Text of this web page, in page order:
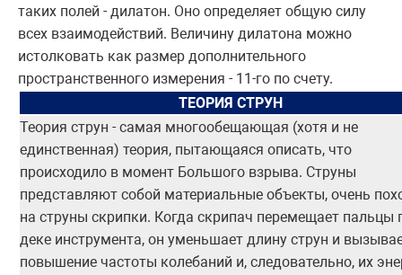
таких полей - дилатон. Оно определяет общую силу
всех взаимодействий. Величину дилатона можно
истолковать как размер дополнительного
пространственного измерения - 11-го по счету.
ТЕОРИЯ СТРУН
Теория струн - самая многообещающая (хотя и не
единственная) теория, пытающаяся описать, что
происходило в момент Большого взрыва. Струны
представляют собой материальные объекты, очень
на струны скрипки. Когда скрипач перемещает пальцы
деке инструмента, он уменьшает длину струн и
повышение частоты колебаний и, следовательно, их